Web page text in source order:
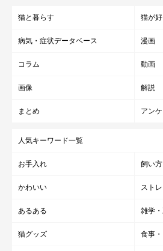
猫と暮らす 猫が
病気・症状データベース 漫画
コラム 動画
画像 解説
まとめ アン
人気キーワード一覧
お手入れ 飼い方
かわいい スト
あるある 雑学
猫グッズ 食事